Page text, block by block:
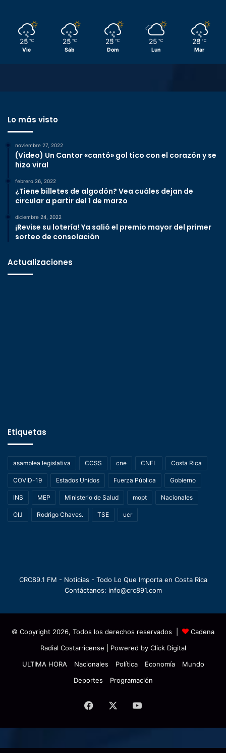
25 ℃
Vie
25 ℃
Sáb
25 ℃
Dom
25 ℃
Lun
28 ℃
Mar
Lo más visto
noviembre 27, 2022
(Video) Un Cantor «cantó» gol tico con el corazón y se
hizo viral
febrero 26, 2022
¿Tiene billetes de algodón? Vea cuáles dejan de
circular a partir del 1 de marzo
diciembre 24, 2022
¡Revise su lotería! Ya salió el premio mayor del primer
sorteo de consolación
Actualizaciones
Etiquetas
asamblea legislativa CCSS cne CNFL Costa Rica
COVID-19 Estados Unidos Fuerza Pública Gobierno
INS MEP Ministerio de Salud mopt Nacionales
OIJ Rodrigo Chaves. TSE ucr
CRC89.1 FM - Noticias - Todo Lo Que Importa en Costa Rica
Contáctanos: info@crc891.com
© Copyright 2026, Todos los derechos reservados |
Cadena
Radial Costarricense | Powered by Click Digital
ULTIMA HORA
Nacionales Política Economía
Mundo
Deportes
Programación
Facebook YouTube